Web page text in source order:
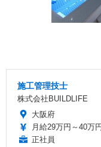
施工管理技士
株式会社BUILDLIFE
大阪府
月給29万円～40万円
正社員